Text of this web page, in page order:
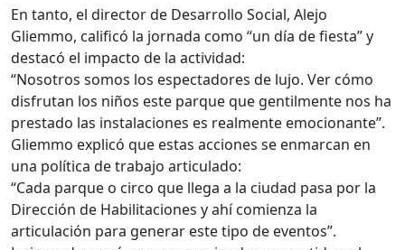
En tanto, el director de Desarrollo Social, Alejo
Gliemmo, calificó la jornada como “un día de fiesta” y
destacó el impacto de la actividad:
“Nosotros somos los espectadores de lujo. Ver cómo
disfrutan los niños este parque que gentilmente nos ha
prestado las instalaciones es realmente emocionante”.
Gliemmo explicó que estas acciones se enmarcan en
una política de trabajo articulado:
“Cada parque o circo que llega a la ciudad pasa por la
Dirección de Habilitaciones y ahí comienza la
articulación para generar este tipo de eventos”.